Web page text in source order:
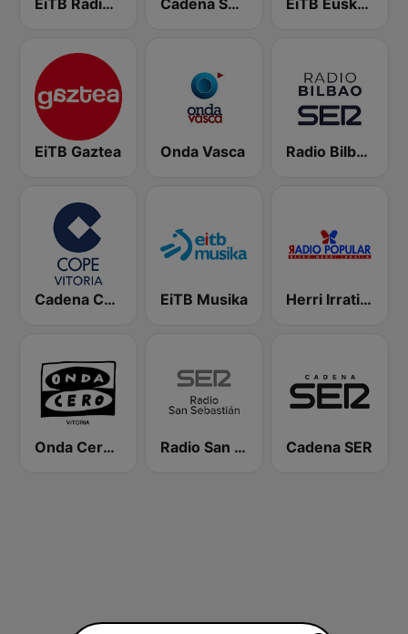
EiTB Radio Euskadi Cadena SER Vitoria EiTB Euskadi Irratia
EiTB Gaztea Onda Vasca Radio Bilbao SER
Cadena COPE Vitoria EiTB Musika Herri Irratia - Radio Popular
Onda Cero Vitoria Radio San Sebastián SER Cadena SER